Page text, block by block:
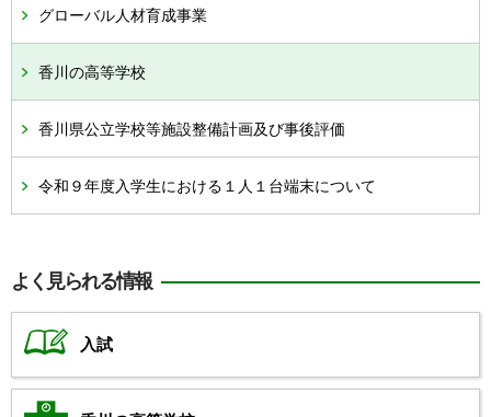
グローバル人材育成事業
香川の高等学校
香川県公立学校等施設整備計画及び事後評価
令和９年度入学生における１人１台端末について
よく見られる情報
入試